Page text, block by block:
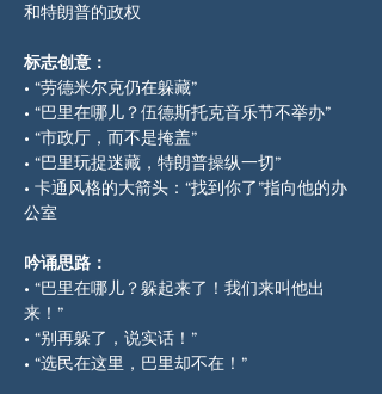
和特朗普的政权
标志创意：
• “劳德米尔克仍在躲藏”
• “巴里在哪儿？伍德斯托克音乐节不举办”
• “市政厅，而不是掩盖”
• “巴里玩捉迷藏，特朗普操纵一切”
• 卡通风格的大箭头：“找到你了”指向他的办
公室
吟诵思路：
• “巴里在哪儿？躲起来了！我们来叫他出
来！”
• “别再躲了，说实话！”
• “选民在这里，巴里却不在！”